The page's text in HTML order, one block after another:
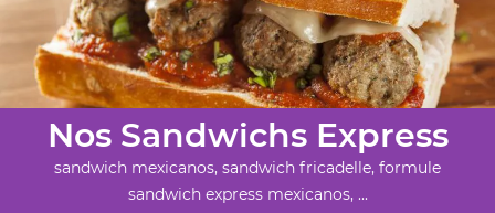
Nos Sandwichs Express
sandwich mexicanos, sandwich fricadelle, formule
sandwich express mexicanos, ...